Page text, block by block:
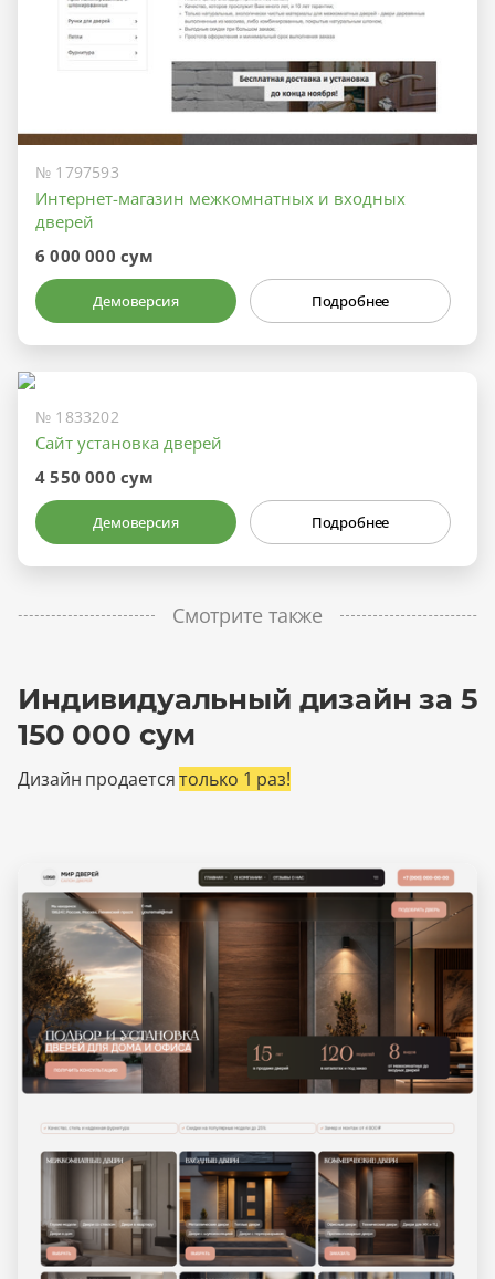
№ 1797593
Интернет-магазин межкомнатных и входных
дверей
6 000 000 сум
Демоверсия Подробнее
№ 1833202
Сайт установка дверей
4 550 000 сум
Демоверсия Подробнее
Смотрите также
Индивидуальный дизайн за 5
150 000 сум
Дизайн продаетсятолько 1 раз!